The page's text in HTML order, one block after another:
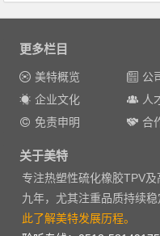
更多栏目
美特概览 公
企业文化
人
免责申明
合
关于美特
专注热塑性硫化橡胶TPV
九年，尤其注重品质持续
此了解美特发展历程。